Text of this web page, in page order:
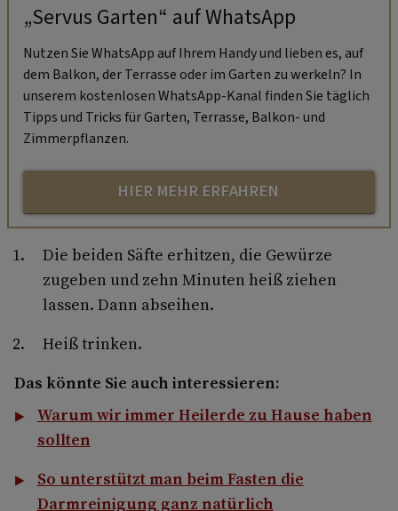
„Servus Garten“ auf WhatsApp
Nutzen Sie WhatsApp auf Ihrem Handy und lieben es, auf
dem Balkon, der Terrasse oder im Garten zu werkeln? In
unserem kostenlosen WhatsApp-Kanal finden Sie täglich
Tipps und Tricks für Garten, Terrasse, Balkon- und
Zimmerpflanzen.
HIER MEHR ERFAHREN
Die beiden Säfte erhitzen, die Gewürze
zugeben und zehn Minuten heiß ziehen
lassen. Dann abseihen.
Heiß trinken.
Das könnte Sie auch interessieren:
Warum wir immer Heilerde zu Hause haben
sollten
So unterstützt man beim Fasten die
Darmreinigung ganz natürlich